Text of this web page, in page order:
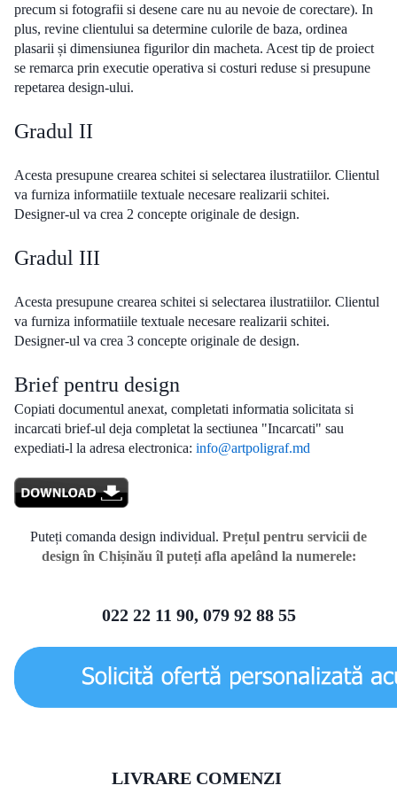
precum si fotografii si desene care nu au nevoie de corectare). In
plus, revine clientului sa determine culorile de baza, ordinea
plasarii și dimensiunea figurilor din macheta. Acest tip de proiect
se remarca prin executie operativa si costuri reduse si presupune
repetarea design-ului.
Gradul II
Acesta presupune crearea schitei si selectarea ilustratiilor. Clientul
va furniza informatiile textuale necesare realizarii schitei.
Designer-ul va crea 2 concepte originale de design.
Gradul III
Acesta presupune crearea schitei si selectarea ilustratiilor. Clientul
va furniza informatiile textuale necesare realizarii schitei.
Designer-ul va crea 3 concepte originale de design.
Brief pentru design
Copiati documentul anexat, completati informatia solicitata si
incarcati brief-ul deja completat la sectiunea "Incarcati" sau
expediati-l la adresa electronica: info@artpoligraf.md
Puteți comanda design individual. Prețul pentru servicii de
design în Chișinău îl puteți afla apelând la numerele:
022 22 11 90, 079 92 88 55
LIVRARE COMENZI